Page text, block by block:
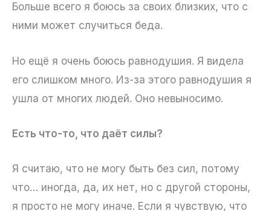
Больше всего я боюсь за своих близких, что с
ними может случиться беда.
Но ещё я очень боюсь равнодушия. Я видела
его слишком много. Из-за этого равнодушия я
ушла от многих людей. Оно невыносимо.
Есть что-то, что даёт силы?
Я считаю, что не могу быть без сил, потому
что… иногда, да, их нет, но с другой стороны,
я просто не могу иначе. Если я чувствую, что